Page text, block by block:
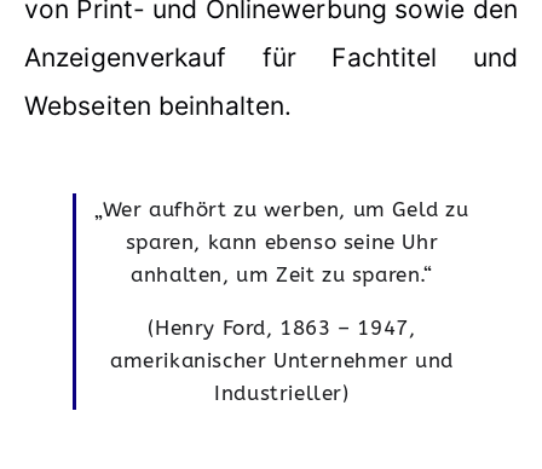
von Print- und Onlinewerbung sowie den
Anzeigenverkauf für Fachtitel und
Webseiten beinhalten.
„Wer aufhört zu werben, um Geld zu
sparen, kann ebenso seine Uhr
anhalten, um Zeit zu sparen.“
(Henry Ford, 1863 – 1947,
amerikanischer Unternehmer und
Industrieller)